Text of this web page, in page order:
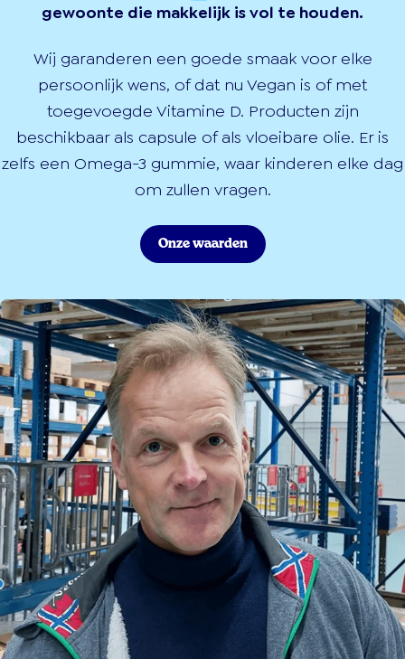
gewoonte die makkelijk is vol te houden.
Wij garanderen een goede smaak voor elke
persoonlijk wens, of dat nu Vegan is of met
toegevoegde Vitamine D. Producten zijn
beschikbaar als capsule of als vloeibare olie. Er is
zelfs een Omega-3 gummie, waar kinderen elke dag
om zullen vragen.
Onze waarden